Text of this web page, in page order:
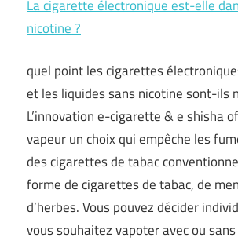
La cigarette électronique est-elle
nicotine ?
quel point les cigarettes
et les liquides sans nicotine sont-ils
L’innovation e-cigarette & e shisha
vapeur un choix qui empêche les
des cigarettes de tabac
forme de cigarettes de tabac, de
d’herbes. Vous pouvez décider
vous souhaitez vapoter avec ou